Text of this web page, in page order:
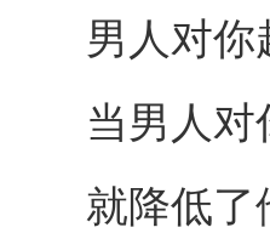
男人对
当男人
就降低了